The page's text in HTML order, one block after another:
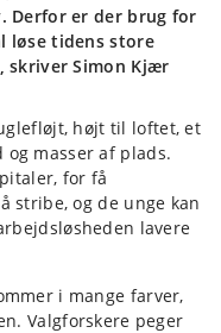
Derfor er der brug for
løse tidens store
skriver Simon Kjær
højt til loftet, et
masser af plads.
for få
stribe, og de unge kan
lavere
i mange farver,
Valgforskere peger